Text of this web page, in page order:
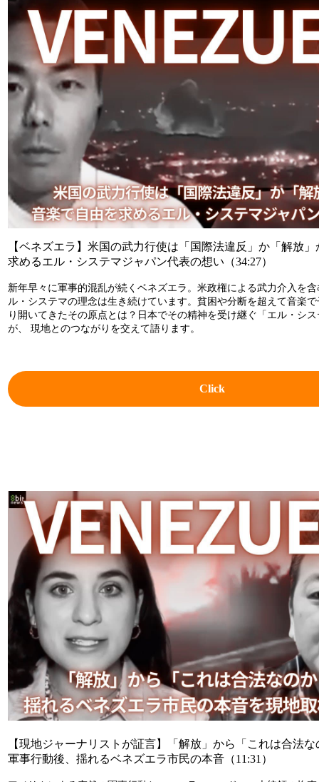
【ベネズエラ】米国の武力行使は「国際法違反」か「解放
求めるエル・システマジャパン代表の想い（34:27）
新年早々に軍事的混乱が続くベネズエラ。米政権による武力介入を
ル・システマの理念は生き続けています。貧困や分断を超えて音楽
り開いてきたその原点とは？日本でその精神を受け継ぐ「エル・シ
が、 現地とのつながりを交えて語ります。
Click
【現地ジャーナリストが証言】「解放」から「これは合法
軍事行動後、揺れるベネズエラ市民の本音 （11:31）